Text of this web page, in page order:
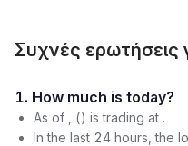
Συχνές ερωτήσεις
1. How much is today?
As of , () is trading at .
In the last 24 hours, the